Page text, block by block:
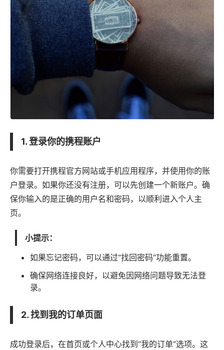
1. 登录你的携程账户
你需要打开携程官方网站或手机应用程序，并使用你的账
户登录。如果你还没有注册，可以先创建一个新账户。确
保你输入的是正确的用户名和密码，以顺利进入个人主
页。
小提示：
如果忘记密码，可以通过“找回密码”功能重置。
确保网络连接良好，以避免因网络问题导致无法登
录。
2. 找到我的订单页面
成功登录后，在首页或个人中心找到“我的订单”选项。这